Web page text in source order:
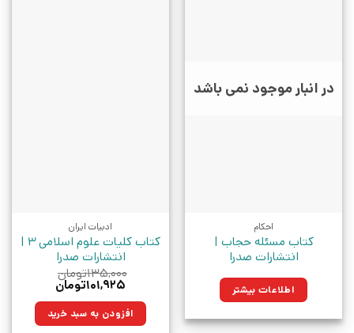
در انبار موجود نمی باشد
احکام
کتاب مسئله حجاب |
انتشارات صدرا
اطلاعات بیشتر
ادبیات ایران
کتاب کلیات علوم اسلامی 3 |
انتشارات صدرا
۱۳۵,۰۰۰تومان
قیمت
۱۳۵,۰۰۰تومان
بود.
۱۰۱,۹۲۵تومان
۱۰۱,۹۲۵تومان.افزودن به سبد خرید